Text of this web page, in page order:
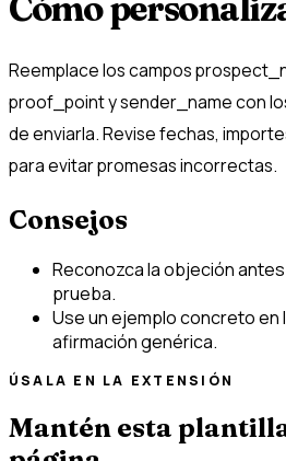
Reemplace los campos
proof_point y sender_name con
de enviarla. Revise fechas,
para evitar promesas incorrectas.
Consejos
Reconozca la objeción
prueba.
Use un ejemplo concreto en
afirmación genérica.
ÚSALA EN LA EXTENSIÓN
Mantén esta